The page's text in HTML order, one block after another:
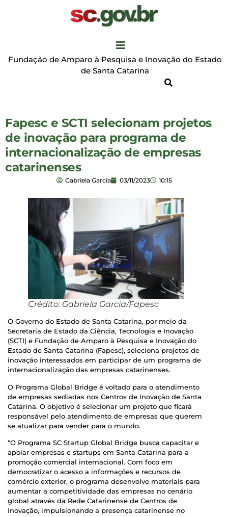
Fundação de Amparo à Pesquisa e Inovação do Estado
de Santa Catarina
Fapesc e SCTI selecionam projetos
de inovação para programa de
internacionalização de empresas
catarinenses
Gabriela Garcia 03/11/2023 10:15
Crédito: Gabriela Garcia/Fapesc
O Governo do Estado de Santa Catarina, por meio da
Secretaria de Estado da Ciência, Tecnologia e Inovação
(SCTI) e Fundação de Amparo à Pesquisa e Inovação do
Estado de Santa Catarina (Fapesc), seleciona projetos de
inovação interessados em participar de um programa de
internacionalização das empresas catarinenses.
O Programa Global Bridge é voltado para o atendimento
de empresas sediadas nos Centros de Inovação de Santa
Catarina. O objetivo é selecionar um projeto que ficará
responsável pelo atendimento de empresas que querem
se atualizar para vender para o mundo.
“O Programa SC Startup Global Bridge busca capacitar e
apoiar empresas e startups em Santa Catarina para a
promoção comercial internacional. Com foco em
democratizar o acesso a informações e recursos de
comércio exterior, o programa desenvolve materiais para
aumentar a competitividade das empresas no cenário
global através da Rede Catarinense de Centros de
Inovação, impulsionando a presença catarinense no